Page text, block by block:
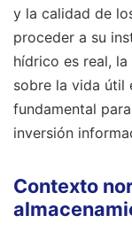
y la calidad de
proceder a su
hídrico es real,
sobre la vida útil
fundamental
inversión
Contexto